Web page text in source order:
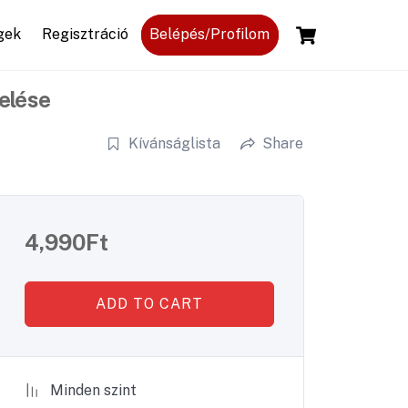
Regisztráció Belépés/Profilom
Kívánságlista Share
4,990Ft
ADD TO CART
Minden szint